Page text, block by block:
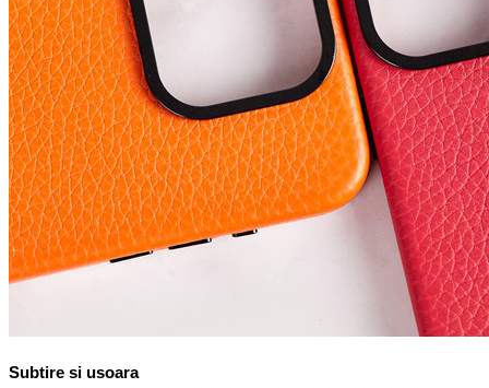
Subtire si usoara